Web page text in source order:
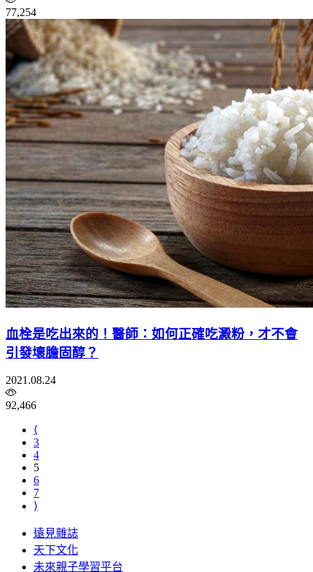
77,254
血栓是吃出來的！醫師：如何正確吃澱粉，才不會
引發壞膽固醇？
2021.08.24
92,466
⟨
3
4
5
6
7
⟩
遠見雜誌
天下文化
未來親子學習平台